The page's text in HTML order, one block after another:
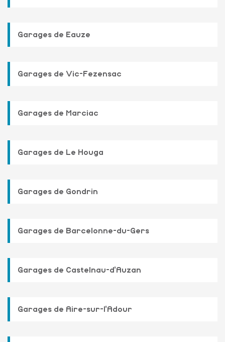
Garages de Eauze
Garages de Vic-Fezensac
Garages de Marciac
Garages de Le Houga
Garages de Gondrin
Garages de Barcelonne-du-Gers
Garages de Castelnau-d'Auzan
Garages de Aire-sur-l'Adour